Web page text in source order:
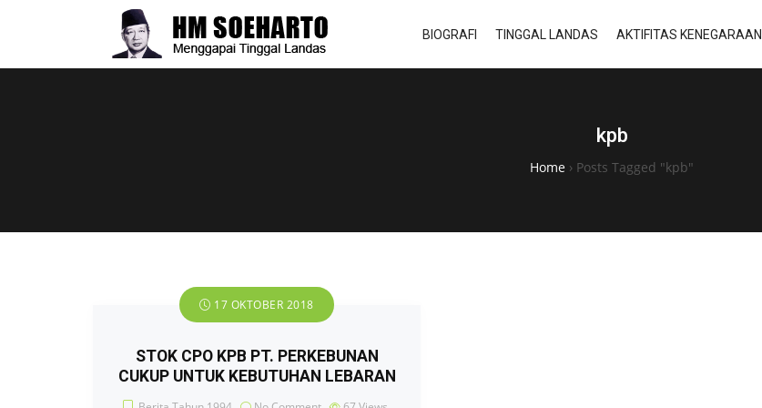
BIOGRAFI TINGGAL LANDAS AKTIFITAS KENEGARAAN
kpb
Home › Posts Tagged "kpb"
17 OKTOBER 2018
STOK CPO KPB PT. PERKEBUNAN
CUKUP UNTUK KEBUTUHAN LEBARAN